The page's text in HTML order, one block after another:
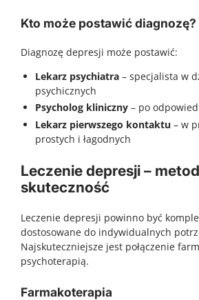
Kto może postawić diagnozę?
Diagnozę depresji może postawić:
Lekarz psychiatra – specjalista w
psychicznych
Psycholog kliniczny – po
Lekarz pierwszego kontaktu – w
prostych i łagodnych
Leczenie depresji –
skuteczność
Leczenie depresji powinno być
dostosowane do indywidualnych
Najskuteczniejsze jest połączenie
psychoterapią.
Farmakoterapia